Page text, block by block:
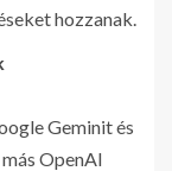
hozzanak.
Geminit és
OpenAI